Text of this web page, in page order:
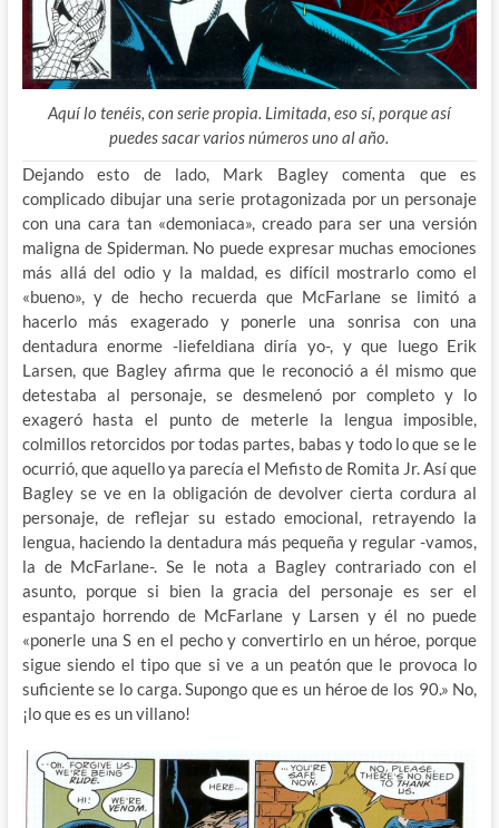
Aquí lo tenéis, con serie propia. Limitada, eso sí, porque así
puedes sacar varios números uno al año.
Dejando esto de lado, Mark Bagley comenta que es
complicado dibujar una serie protagonizada por un personaje
con una cara tan «demoniaca», creado para ser una versión
maligna de Spiderman. No puede expresar muchas emociones
más allá del odio y la maldad, es difícil mostrarlo como el
«bueno», y de hecho recuerda que McFarlane se limitó a
hacerlo más exagerado y ponerle una sonrisa con una
dentadura enorme -liefeldiana diría yo-, y que luego Erik
Larsen, que Bagley afirma que le reconoció a él mismo que
detestaba al personaje, se desmelenó por completo y lo
exageró hasta el punto de meterle la lengua imposible,
colmillos retorcidos por todas partes, babas y todo lo que se le
ocurrió, que aquello ya parecía el Mefisto de Romita Jr. Así que
Bagley se ve en la obligación de devolver cierta cordura al
personaje, de reflejar su estado emocional, retrayendo la
lengua, haciendo la dentadura más pequeña y regular -vamos,
la de McFarlane-. Se le nota a Bagley contrariado con el
asunto, porque si bien la gracia del personaje es ser el
espantajo horrendo de McFarlane y Larsen y él no puede
«ponerle una S en el pecho y convertirlo en un héroe, porque
sigue siendo el tipo que si ve a un peatón que le provoca lo
suficiente se lo carga. Supongo que es un héroe de los 90.» No,
¡lo que es es un villano!